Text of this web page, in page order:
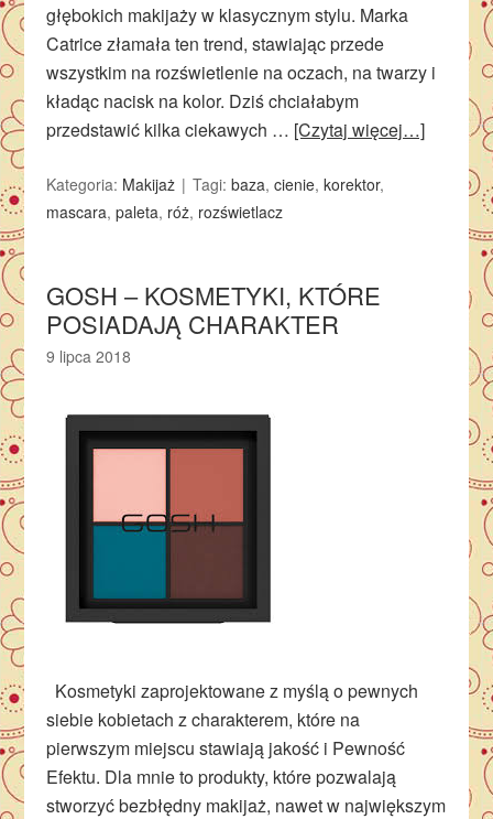
głębokich makijaży w klasycznym stylu. Marka
Catrice złamała ten trend, stawiając przede
wszystkim na rozświetlenie na oczach, na twarzy i
kładąc nacisk na kolor. Dziś chciałabym
przedstawić kilka ciekawych … [Czytaj więcej…]
Kategoria: Makijaż Tagi:baza,cienie,korektor,
mascara,paleta, róż, rozświetlacz
GOSH – KOSMETYKI, KTÓRE
POSIADAJĄ CHARAKTER
9 lipca 2018
Kosmetyki zaprojektowane z myślą o pewnych
siebie kobietach z charakterem, które na
pierwszym miejscu stawiają jakość i Pewność
Efektu. Dla mnie to produkty, które pozwalają
stworzyć bezbłędny makijaż, nawet w największym